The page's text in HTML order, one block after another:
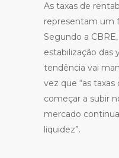
As taxas de
representam um
Segundo a
estabilização das
tendência vai
vez que “as
começar a subir
mercado
liquidez”.